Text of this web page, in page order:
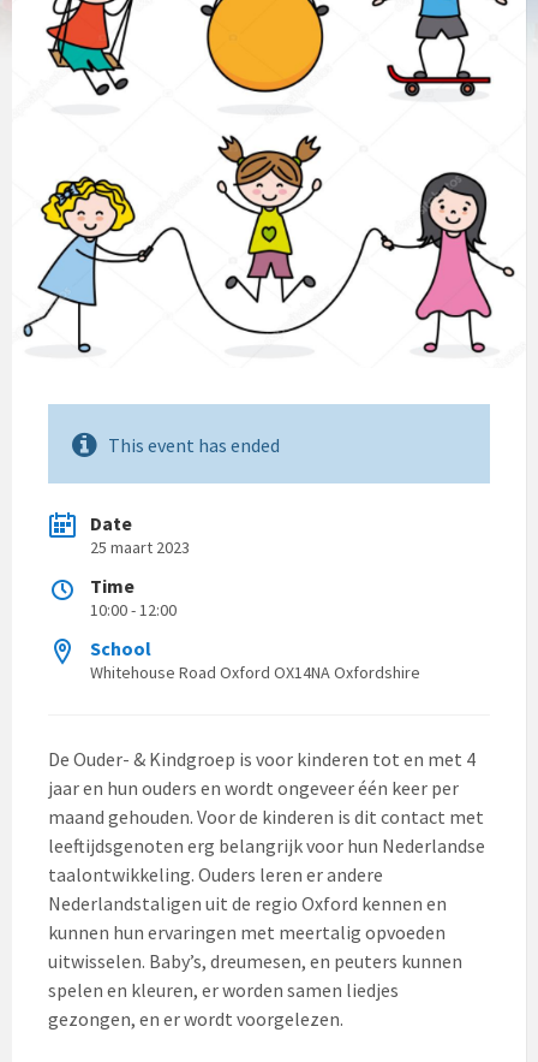
This event has ended
Date
25 maart 2023
Time
10:00 - 12:00
School
Whitehouse Road Oxford OX14NA Oxfordshire
De Ouder- & Kindgroep is voor kinderen tot en met 4
jaar en hun ouders en wordt ongeveer één keer per
maand gehouden. Voor de kinderen is dit contact met
leeftijdsgenoten erg belangrijk voor hun Nederlandse
taalontwikkeling. Ouders leren er andere
Nederlandstaligen uit de regio Oxford kennen en
kunnen hun ervaringen met meertalig opvoeden
uitwisselen. Baby’s, dreumesen, en peuters kunnen
spelen en kleuren, er worden samen liedjes
gezongen, en er wordt voorgelezen.